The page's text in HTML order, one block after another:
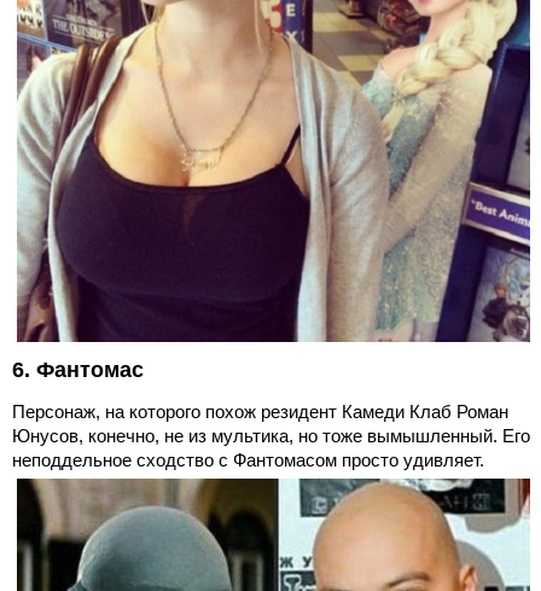
6. Фантомас
Персонаж, на которого похож резидент Камеди Клаб Роман
Юнусов, конечно, не из мультика, но тоже вымышленный. Его
неподдельное сходство с Фантомасом просто удивляет.